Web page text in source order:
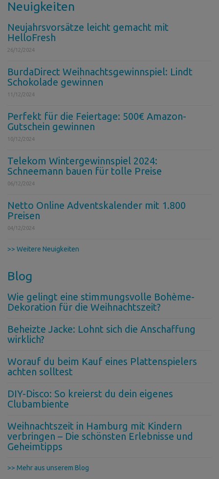
Neuigkeiten
Neujahrsvorsätze leicht gemacht mit
HelloFresh
26/12/2024
BurdaDirect Weihnachtsgewinnspiel: Lindt
Schokolade gewinnen
11/12/2024
Perfekt für die Feiertage: 500€ Amazon-
Gutschein gewinnen
10/12/2024
Telekom Wintergewinnspiel 2024:
Schneemann bauen für tolle Preise
06/12/2024
Netto Online Adventskalender mit 1.800
Preisen
04/12/2024
>> Weitere Neuigkeiten
Blog
Wie gelingt eine stimmungsvolle Bohème-
Dekoration für die Weihnachtszeit?
Beheizte Jacke: Lohnt sich die Anschaffung
wirklich?
Worauf du beim Kauf eines Plattenspielers
achten solltest
DIY-Disco: So kreierst du dein eigenes
Clubambiente
Weihnachtszeit in Hamburg mit Kindern
verbringen – Die schönsten Erlebnisse und
Geheimtipps
>> Mehr aus unserem Blog